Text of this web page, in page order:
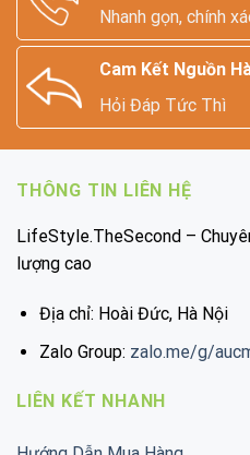
Nhanh gọn, chính
Cam Kết Nguồn
Hỏi Đáp Tức Thì
THÔNG TIN LIÊN HỆ
LifeStyle.TheSecond –
lượng cao
Địa chỉ: Hoài Đức, Hà Nội
Zalo Group: zalo.me/g/
LIÊN KẾT NHANH